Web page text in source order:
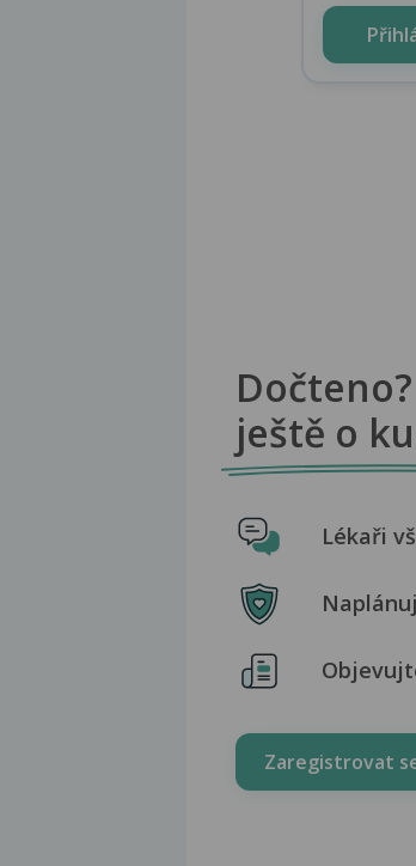
ještě o
Lékaři
Zaregistrovat